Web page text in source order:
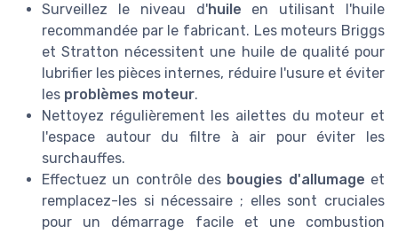
Surveillez le niveau d'huile en utilisant l'huile
recommandée par le fabricant. Les moteurs Briggs
et Stratton nécessitent une huile de qualité pour
lubrifier les pièces internes, réduire l'usure et éviter
les problèmes moteur.
Nettoyez régulièrement les ailettes du moteur et
l'espace autour du filtre à air pour éviter les
surchauffes.
Effectuez un contrôle des bougies d'allumage et
remplacez-les si nécessaire ; elles sont cruciales
pour un démarrage facile et une combustion